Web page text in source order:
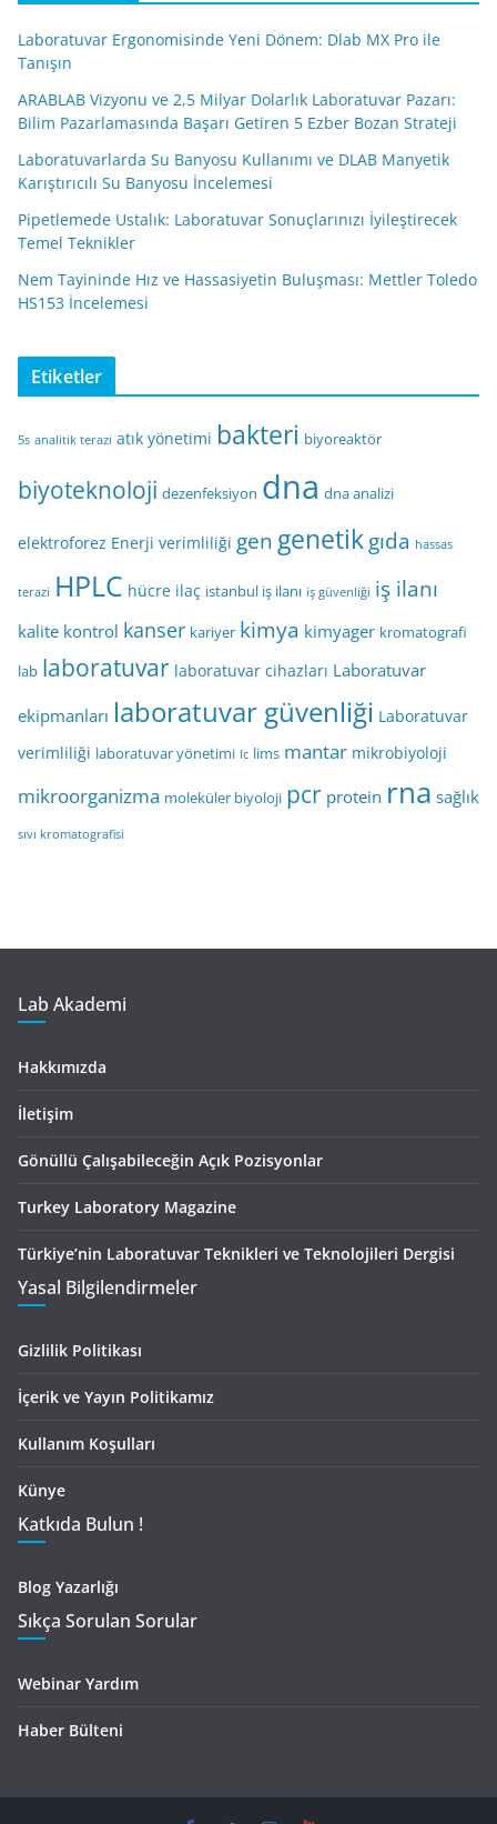
Laboratuvar Ergonomisinde Yeni Dönem: Dlab MX Pro ile
Tanışın
ARABLAB Vizyonu ve 2,5 Milyar Dolarlık Laboratuvar Pazarı:
Bilim Pazarlamasında Başarı Getiren 5 Ezber Bozan Strateji
Laboratuvarlarda Su Banyosu Kullanımı ve DLAB Manyetik
Karıştırıcılı Su Banyosu İncelemesi
Pipetlemede Ustalık: Laboratuvar Sonuçlarınızı İyileştirecek
Temel Teknikler
Nem Tayininde Hız ve Hassasiyetin Buluşması: Mettler Toledo
HS153 İncelemesi
Etiketler
5s analitik terazi atık yönetimi bakteri biyoreaktör
biyoteknoloji dezenfeksiyon dna dna analizi
elektroforez Enerji verimliliği gen genetikgıda hassas
terazi HPLC hücre ilaç istanbul iş ilanı iş güvenliği iş ilanı
kalite kontrol kanser kariyer kimya kimyager kromatografi
lab laboratuvar laboratuvar cihazları Laboratuvar
ekipmanları laboratuvar güvenliği Laboratuvar
verimliliği laboratuvar yönetimi lc lims mantar mikrobiyoloji
mikroorganizma moleküler biyoloji pcr protein rna sağlık
sıvı kromatografisi
Lab Akademi
Hakkımızda
İletişim
Gönüllü Çalışabileceğin Açık Pozisyonlar
Turkey Laboratory Magazine
Türkiye’nin Laboratuvar Teknikleri ve Teknolojileri Dergisi
Yasal Bilgilendirmeler
Gizlilik Politikası
İçerik ve Yayın Politikamız
Kullanım Koşulları
Künye
Katkıda Bulun !
Blog Yazarlığı
Sıkça Sorulan Sorular
Webinar Yardım
Haber Bülteni